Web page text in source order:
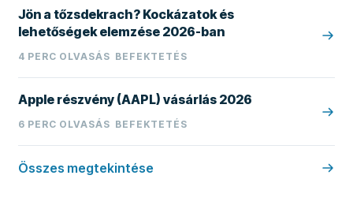
Jön a tőzsdekrach? Kockázatok és
lehetőségek elemzése 2026-ban
4 PERC OLVASÁS BEFEKTETÉS
Apple részvény (AAPL) vásárlás 2026
6 PERC OLVASÁS BEFEKTETÉS
Összes megtekintése